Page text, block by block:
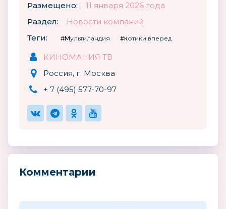
Размещено:
11 января 2026 года
Раздел:
Новости компаний
Теги:
#Мультиландия #котики вперед
КИНОМАНИЯ ТВ
Россия, г. Москва
+ 7 (495) 577-70-97
Комментарии